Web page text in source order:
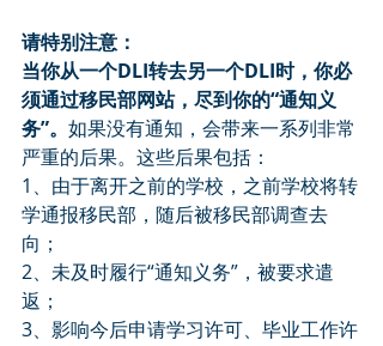
请特别注意：
当你从一个DLI转去另一个DLI时，你必
须通过移民部网站，尽到你的“通知义
务”。 如果没有通知，会带来一系列非常
严重的后果。这些后果包括：
1、由于离开之前的学校，之前学校将转
学通报移民部，随后被移民部调查去
向；
2、未及时履行“通知义务”，被要求遣
返；
3、影响今后申请学习许可、毕业工作许